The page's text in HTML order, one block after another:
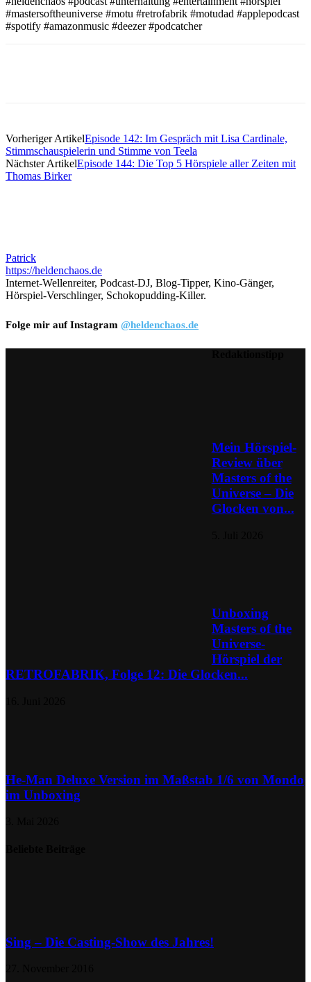
#mastersoftheuniverse #motu #retrofabrik #motudad #applepodcast
#spotify #amazonmusic #deezer #podcatcher
Vorheriger ArtikelEpisode 142: Im Gespräch mit Lisa Cardinale,
Stimmschauspielerin und Stimme von Teela
Nächster ArtikelEpisode 144: Die Top 5 Hörspiele aller Zeiten mit
Thomas Birker
Patrick
https://heldenchaos.de
Internet-Wellenreiter, Podcast-DJ, Blog-Tipper, Kino-Gänger,
Hörspiel-Verschlinger, Schokopudding-Killer.
Folge mir auf Instagram @heldenchaos.de
Mein Hörspiel-
Review über
Masters of the
Universe – Die
Glocken von...
Unboxing
Masters of the
Universe-
Hörspiel der
RETROFABRIK, Folge 12: Die Glocken...
He-Man Deluxe Version im Maßstab 1/6 von Mondo
im Unboxing
Sing – Die Casting-Show des Jahres!